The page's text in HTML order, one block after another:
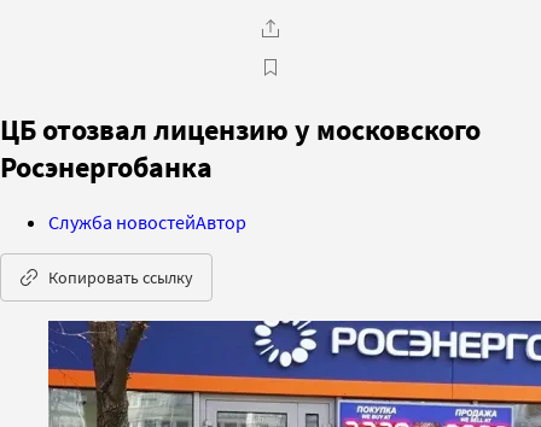
ЦБ отозвал лицензию у московского
Росэнергобанка
Служба новостейАвтор
Копировать ссылку